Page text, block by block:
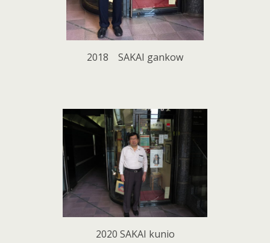
2018 SAKAI gankow
2020 SAKAI kunio